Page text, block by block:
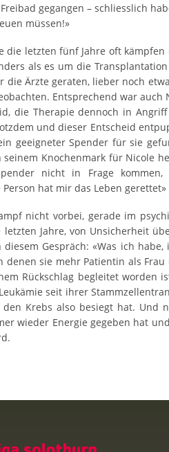
gegangen – schliesslich
müssen!»
die letzten fünf Jahre oft
als es um die
die Ärzte geraten, lieber noch
Entsprechend war
die Therapie dennoch in
und dieser Entscheid
geeigneter Spender für sie
seinem Knochenmark für Nicole
nicht in Frage
Person hat mir das Leben gerettet»
nicht vorbei, gerade im
Jahre, von Unsicherheit
Gespräch: «Was ich
denen sie mehr Patientin als
Rückschlag begleitet worden
seit ihrer
Krebs also besiegt hat. Und
wieder Energie gegeben hat